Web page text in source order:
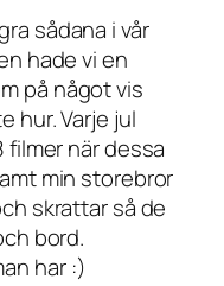
sådana i vår
hade vi en
på något vis
hur. Varje jul
när dessa
min storebror
skrattar så de
bord.
har :)